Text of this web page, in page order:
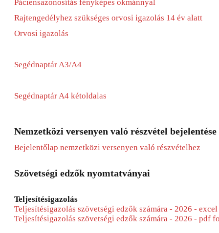
Páciensazonosítás fényképes okmánnyal
Rajtengedélyhez szükséges orvosi igazolás 14 év alatt
Orvosi igazolás
Segédnaptár A3/A4
Segédnaptár A4 kétoldalas
Nemzetközi versenyen való részvétel bejelentése
Bejelentőlap nemzetközi versenyen való részvételhez
Szövetségi edzők nyomtatványai
Teljesítésigazolás
Teljesítésigazolás szövetségi edzők számára - 2026 -
Teljesítésigazolás szövetségi edzők számára - 2026 - pdf